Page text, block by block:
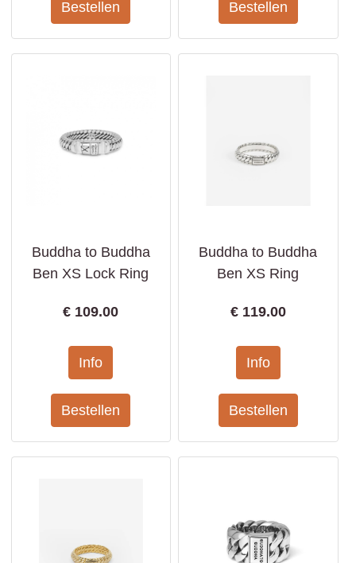
Buddha to Buddha
Ben XS Lock Ring
€ 109.00
Buddha to Buddha
Ben XS Ring
€ 119.00